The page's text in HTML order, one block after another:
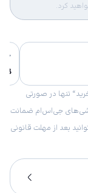
کرد.
8 گیگابایت
تنها در صورتی
جی‌اس‌ام ضمانت
بعد از مهلت قانونی